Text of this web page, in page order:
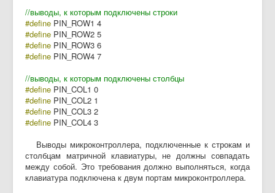
//выводы, к которым подключены строки
#define PIN_ROW1 4
#define PIN_ROW2 5
#define PIN_ROW3 6
#define PIN_ROW4 7
//выводы, к которым подключены столбцы
#define PIN_COL1 0
#define PIN_COL2 1
#define PIN_COL3 2
#define PIN_COL4 3
Выводы микроконтроллера, подключенные к строкам и
столбцам матричной клавиатуры, не должны совпадать
между собой. Это требования должно выполняться, когда
клавиатура подключена к двум портам микроконтроллера.